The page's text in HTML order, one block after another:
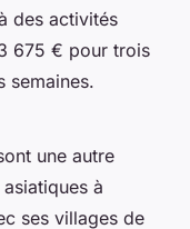
des activités
675 € pour trois
semaines.
une autre
à
ses villages de